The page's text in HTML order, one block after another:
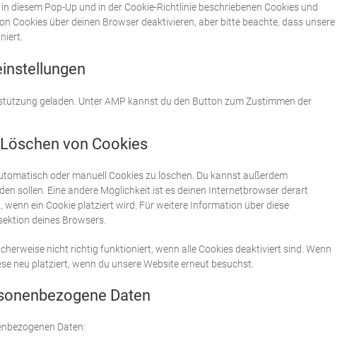
diesem Pop-Up und in der Cookie-Richtlinie beschriebenen Cookies und
Cookies über deinen Browser deaktivieren, aber bitte beachte, dass unsere
geladen. Unter AMP kannst du den Button zum Zustimmen der
von Cookies
oder manuell Cookies zu löschen. Du kannst außerdem
sollen. Eine andere Möglichkeit ist es deinen Internetbrowser derart
ein Cookie platziert wird. Für weitere Information über diese
deines Browsers.
nicht richtig funktioniert, wenn alle Cookies deaktiviert sind. Wenn
neu platziert, wenn du unsere Website erneut besuchst.
Daten
Daten: